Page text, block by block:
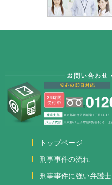
トップページ
刑事事件の流れ
刑事事件に強い弁護士